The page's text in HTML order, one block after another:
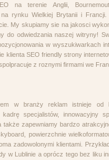
na terenie Anglii,
rynku Wielkiej Brytanii i
My skupiamy sie na jakosci
do odwiedzania naszej witryny!
w wyszukiwarkach
klienta SEO friendly strony
z roznymi firmami we
w branży reklam istnieje
specjalistów, innowacyjny
zapewniamy bardzo
powierzchnie
zadowolonymi klientami.
w Lublinie a oprócz tego bez liku